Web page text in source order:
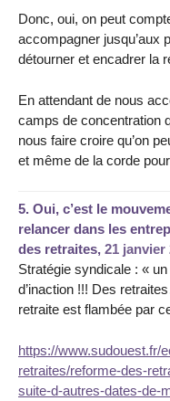
Donc, oui, on peut
accompagner jusqu’aux
détourner et encadrer la
En attendant de nous
camps de concentration
nous faire croire qu’on
et même de la corde
5. Oui, c’est le
relancer dans les
des retraites, 21 janvier
Stratégie syndicale : «
d’inaction !!! Des
retraite est flambée par
https://www.sudouest.fr/
retraites/reforme-des-
suite-d-autres-dates-de-